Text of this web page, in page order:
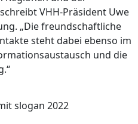
VHH-Präsident Uwe
„Die freundschaftliche
steht dabei ebenso im
und die